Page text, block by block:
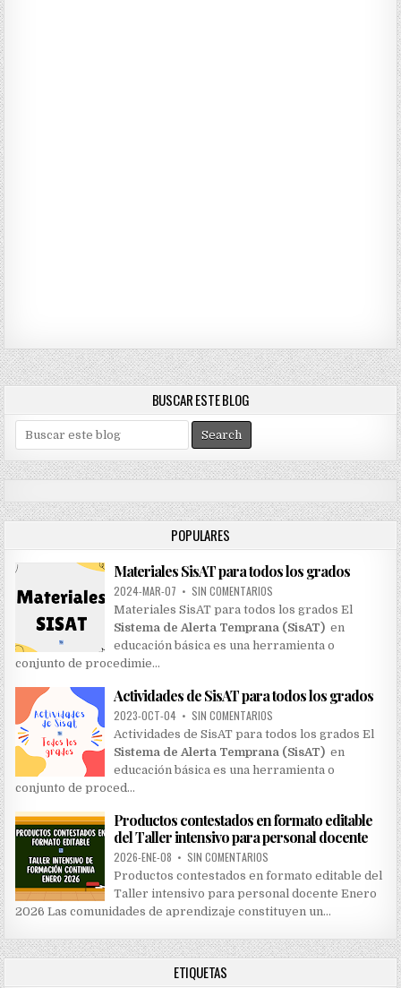
BUSCAR ESTE BLOG
e
a
r
c
h
o
r
:
POPULARES
Materiales SisAT para todos los grados
2024-MAR-07 • SIN COMENTARIOS
Materiales SisAT para todos los grados El
Sistema de Alerta Temprana (SisAT) en
educación básica es una herramienta o
conjunto de procedimie…
Actividades de SisAT para todos los grados
2023-OCT-04 • SIN COMENTARIOS
Actividades de SisAT para todos los grados El
Sistema de Alerta Temprana (SisAT) en
educación básica es una herramienta o
conjunto de proced…
Productos contestados en formato editable
del Taller intensivo para personal docente
2026-ENE-08 • SIN COMENTARIOS
Productos contestados en formato editable del
Taller intensivo para personal docente Enero
2026 Las comunidades de aprendizaje constituyen un…
ETIQUETAS